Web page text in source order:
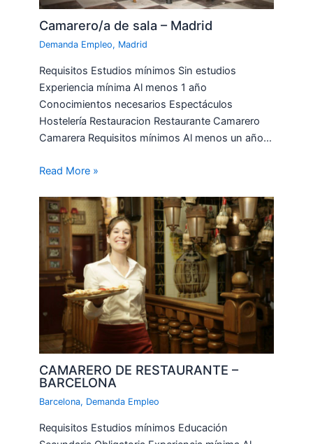
Camarero/a de sala – Madrid
Demanda Empleo, Madrid
Requisitos Estudios mínimos Sin estudios
Experiencia mínima Al menos 1 año
Conocimientos necesarios Espectáculos
Hostelería Restauracion Restaurante Camarero
Camarera Requisitos mínimos Al menos un año…
Read More »
CAMARERO DE RESTAURANTE –
BARCELONA
Barcelona, Demanda Empleo
Requisitos Estudios mínimos Educación